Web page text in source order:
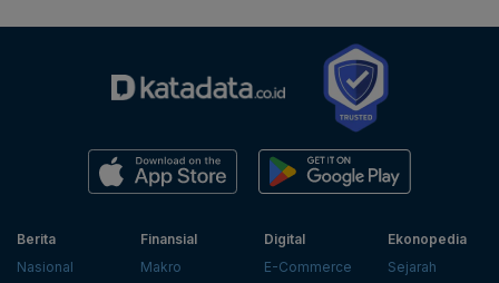
Berita
Nasional
Finansial
Makro
Digital
E-Commerce
Ekonopedia
Sejarah